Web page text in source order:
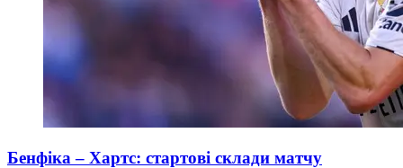
Бенфіка – Хартс: стартові склади матчу